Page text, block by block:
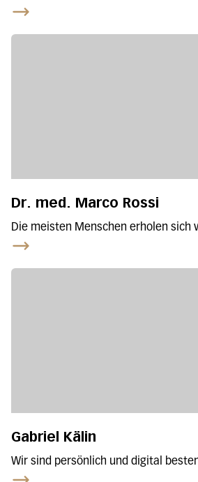
Dr. med. Marco Rossi
Die meisten Menschen erholen sich
Gabriel Kälin
Wir sind persönlich und digital